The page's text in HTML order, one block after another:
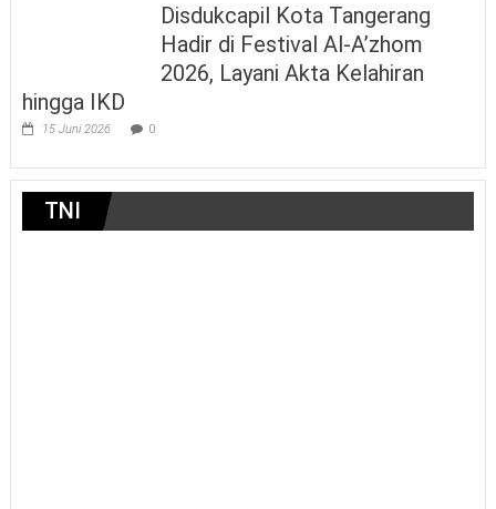
Disdukcapil Kota Tangerang
Hadir di Festival Al-A’zhom
2026, Layani Akta Kelahiran
hingga IKD
15 Juni 2026 0
TNI